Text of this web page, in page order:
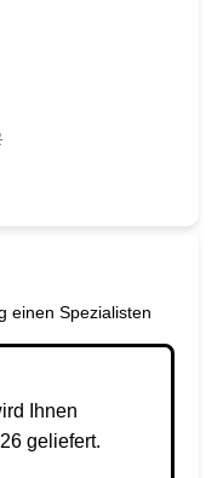
einen Spezialisten
Ihnen
geliefert.